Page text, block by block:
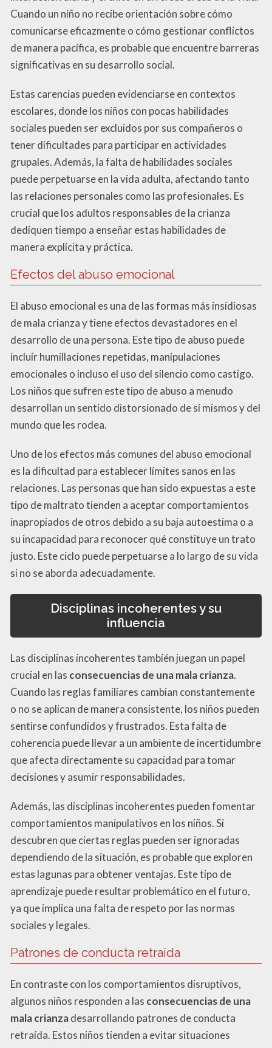
Cuando un niño no recibe orientación sobre cómo
comunicarse eficazmente o cómo gestionar conflictos
de manera pacífica, es probable que encuentre barreras
significativas en su desarrollo social.
Estas carencias pueden evidenciarse en contextos
escolares, donde los niños con pocas habilidades
sociales pueden ser excluidos por sus compañeros o
tener dificultades para participar en actividades
grupales. Además, la falta de habilidades sociales
puede perpetuarse en la vida adulta, afectando tanto
las relaciones personales como las profesionales. Es
crucial que los adultos responsables de la crianza
dediquen tiempo a enseñar estas habilidades de
manera explícita y práctica.
Efectos del abuso emocional
El abuso emocional es una de las formas más insidiosas
de mala crianza y tiene efectos devastadores en el
desarrollo de una persona. Este tipo de abuso puede
incluir humillaciones repetidas, manipulaciones
emocionales o incluso el uso del silencio como castigo.
Los niños que sufren este tipo de abuso a menudo
desarrollan un sentido distorsionado de sí mismos y del
mundo que les rodea.
Uno de los efectos más comunes del abuso emocional
es la dificultad para establecer límites sanos en las
relaciones. Las personas que han sido expuestas a este
tipo de maltrato tienden a aceptar comportamientos
inapropiados de otros debido a su baja autoestima o a
su incapacidad para reconocer qué constituye un trato
justo. Este ciclo puede perpetuarse a lo largo de su vida
si no se aborda adecuadamente.
Disciplinas incoherentes y su
influencia
Las disciplinas incoherentes también juegan un papel
crucial en las consecuencias de una mala crianza.
Cuando las reglas familiares cambian constantemente
o no se aplican de manera consistente, los niños pueden
sentirse confundidos y frustrados. Esta falta de
coherencia puede llevar a un ambiente de incertidumbre
que afecta directamente su capacidad para tomar
decisiones y asumir responsabilidades.
Además, las disciplinas incoherentes pueden fomentar
comportamientos manipulativos en los niños. Si
descubren que ciertas reglas pueden ser ignoradas
dependiendo de la situación, es probable que exploren
estas lagunas para obtener ventajas. Este tipo de
aprendizaje puede resultar problemático en el futuro,
ya que implica una falta de respeto por las normas
sociales y legales.
Patrones de conducta retraída
En contraste con los comportamientos disruptivos,
algunos niños responden a las consecuencias de una
mala crianzadesarrollando patrones de conducta
retraída. Estos niños tienden a evitar situaciones